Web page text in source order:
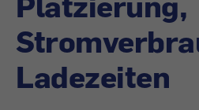
Ladezeiten